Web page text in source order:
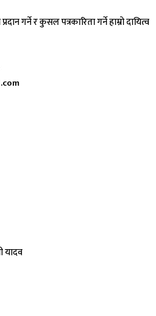
गर्ने र कुसल पत्रकारिता गर्ने हाम्रो दायित्व
यादव